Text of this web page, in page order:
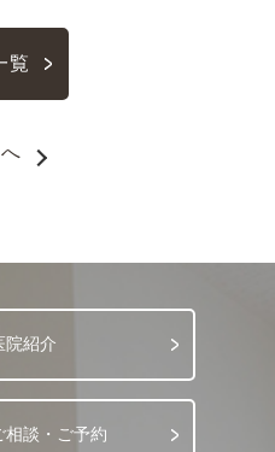
覧
院紹介
相談・ご予約